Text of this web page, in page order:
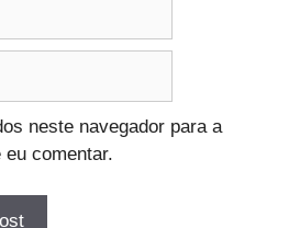
neste navegador para a
comentar.